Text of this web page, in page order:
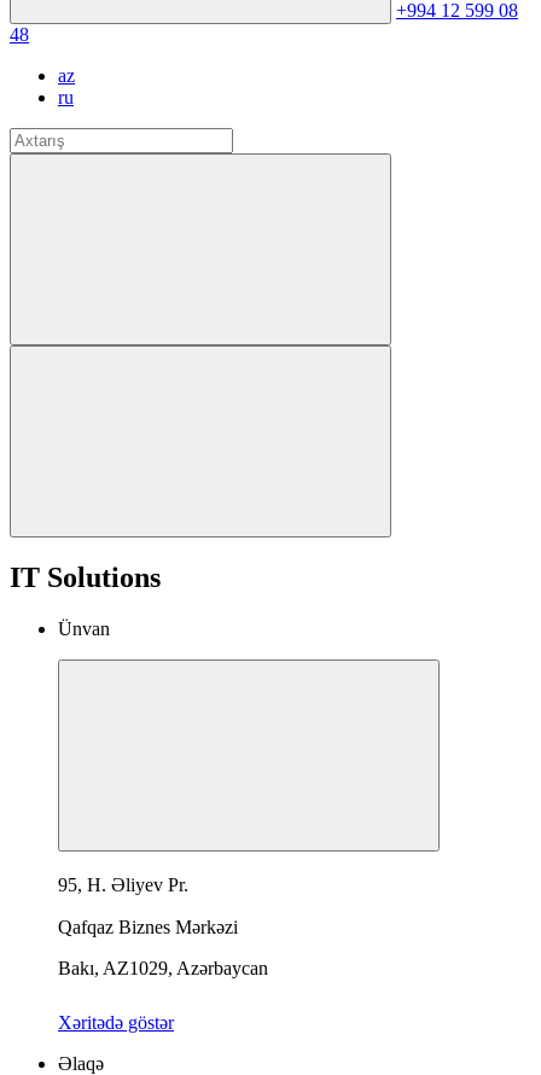
+994 12 599 08
48
az
ru
IT Solutions
Ünvan
95, H. Əliyev Pr.
Qafqaz Biznes Mərkəzi
Bakı, AZ1029, Azərbaycan
Xəritədə göstər
Əlaqə